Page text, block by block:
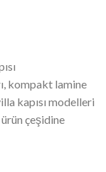
kompakt lamine
kapısı modelleri
çeşidine